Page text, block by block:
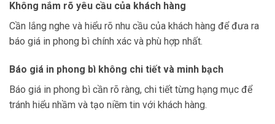
Không nắm rõ yêu cầu của khách hàng
Cần lắng nghe và hiểu rõ nhu cầu của khách hàng để đưa ra
báo giá in phong bì chính xác và phù hợp nhất.
Báo giá in phong bì không chi tiết và minh bạch
Báo giá in phong bì cần rõ ràng, chi tiết từng hạng mục để
tránh hiểu nhầm và tạo niềm tin với khách hàng.